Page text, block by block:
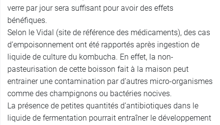
verre par jour sera suffisant pour avoir des effets
bénéfiques.
Selon le Vidal (site de référence des médicaments), des cas
d’empoisonnement ont été rapportés après ingestion de
liquide de culture du kombucha. En effet, la non-
pasteurisation de cette boisson fait à la maison peut
entrainer une contamination par d’autres micro-organismes
comme des champignons ou bactéries nocives.
La présence de petites quantités d’antibiotiques dans le
liquide de fermentation pourrait entraîner le développement